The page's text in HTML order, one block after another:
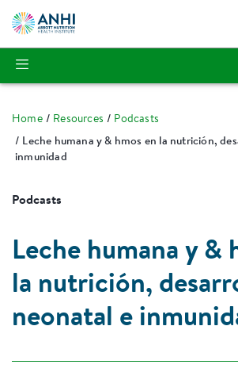
Home Resources
Podcasts
Leche humana y & hmos en la nutrición,
inmunidad
Podcasts
Leche humana y &
la nutrición,
neonatal e